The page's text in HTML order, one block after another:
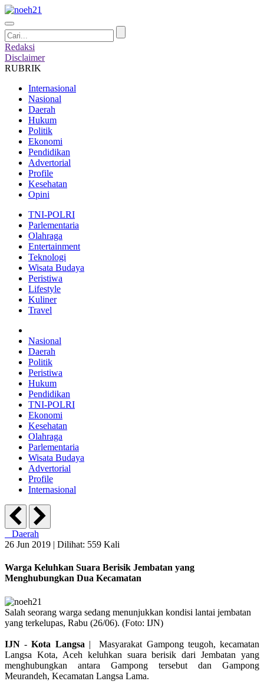
Redaksi
Disclaimer
RUBRIK
Internasional
Nasional
Daerah
Hukum
Politik
Ekonomi
Pendidikan
Advertorial
Profile
Kesehatan
Opini
TNI-POLRI
Parlementaria
Olahraga
Entertainment
Teknologi
Wisata Budaya
Peristiwa
Lifestyle
Kuliner
Travel
Nasional
Daerah
Politik
Peristiwa
Hukum
Pendidikan
TNI-POLRI
Ekonomi
Kesehatan
Olahraga
Parlementaria
Wisata Budaya
Advertorial
Profile
Internasional
Daerah
26 Jun 2019 | Dilihat: 559 Kali
Warga Keluhkan Suara Berisik Jembatan yang
Menghubungkan Dua Kecamatan
Salah seorang warga sedang menunjukkan kondisi lantai jembatan
yang terkelupas, Rabu (26/06). (Foto: IJN)
IJN -Kota Langsa | Masyarakat Gampong teugoh, kecamatan
Langsa Kota, Aceh keluhkan suara berisik dari Jembatan yang
menghubungkan antara Gampong tersebut dan Gampong
Meurandeh, Kecamatan Langsa Lama.